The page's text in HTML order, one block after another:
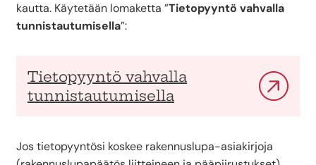
kautta. Käytetään lomaketta ”Tietopyyntö vahvalla
tunnistautumisella”:
Tietopyyntö vahvalla
tunnistautumisella
Jos tietopyyntösi koskee rakennuslupa-asiakirjoja